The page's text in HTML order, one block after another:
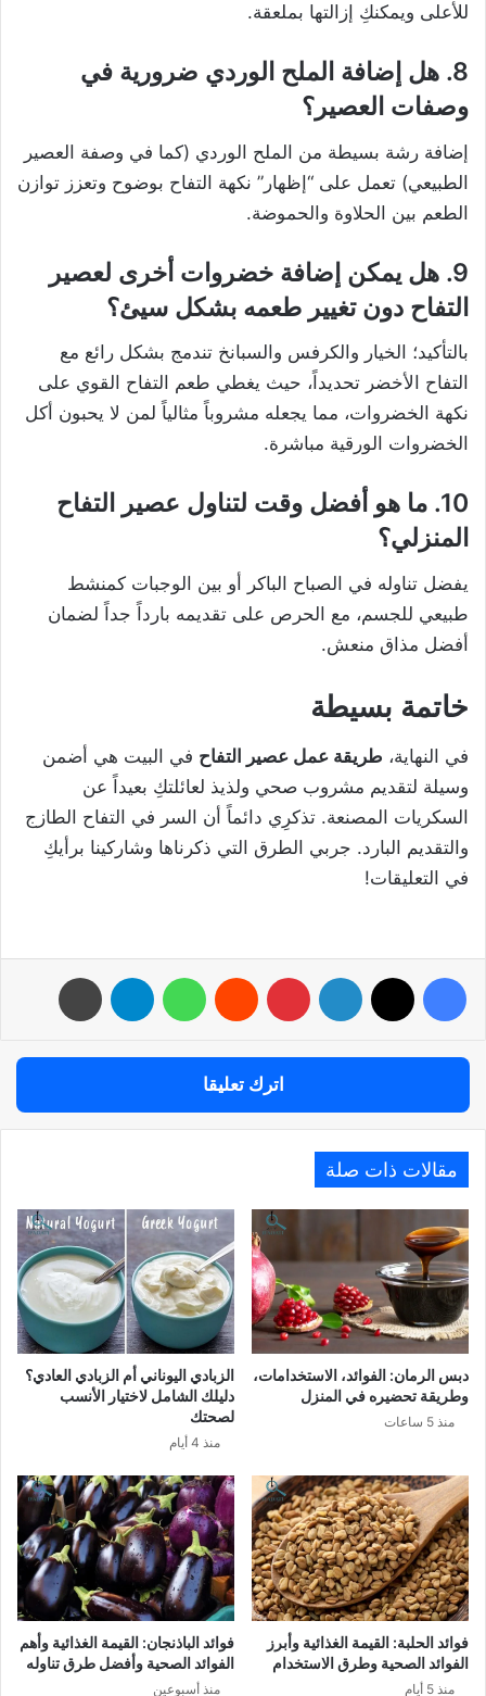
للأعلى ويمكنكِ إزالتها بملعقة.
8. هل إضافة الملح الوردي ضرورية في
وصفات العصير؟
إضافة رشة بسيطة من الملح الوردي (كما في وصفة العصير
الطبيعي) تعمل على “إظهار” نكهة التفاح بوضوح وتعزز توازن
الطعم بين الحلاوة والحموضة.
9. هل يمكن إضافة خضروات أخرى لعصير
التفاح دون تغيير طعمه بشكل سيئ؟
بالتأكيد؛ الخيار والكرفس والسبانخ تندمج بشكل رائع مع
التفاح الأخضر تحديداً، حيث يغطي طعم التفاح القوي على
نكهة الخضروات، مما يجعله مشروباً مثالياً لمن لا يحبون أكل
الخضروات الورقية مباشرة.
10. ما هو أفضل وقت لتناول عصير التفاح
المنزلي؟
يفضل تناوله في الصباح الباكر أو بين الوجبات كمنشط
طبيعي للجسم، مع الحرص على تقديمه بارداً جداً لضمان
أفضل مذاق منعش.
خاتمة بسيطة
في النهاية، طريقة عمل عصير التفاح في البيت هي أضمن
وسيلة لتقديم مشروب صحي ولذيذ لعائلتكِ بعيداً عن
السكريات المصنعة. تذكرِي دائماً أن السر في التفاح الطازج
والتقديم البارد. جربي الطرق التي ذكرناها وشاركينا برأيكِ
في التعليقات!
فيسبوك لينكدإن بينتيريست واتساب تيلقرام
اترك تعليقا
مقالات ذات صلة
دبس الرمان: الفوائد، الاستخدامات،
وطريقة تحضيره في المنزل
منذ 5 ساعات
الزبادي اليوناني أم الزبادي العادي؟
دليلك الشامل لاختيار الأنسب
لصحتك
منذ 4 أيام
فوائد الحلبة: القيمة الغذائية وأبرز
الفوائد الصحية وطرق الاستخدام
منذ 5 أيام
فوائد الباذنجان: القيمة الغذائية وأهم
الفوائد الصحية وأفضل طرق تناوله
منذ أسبوعين